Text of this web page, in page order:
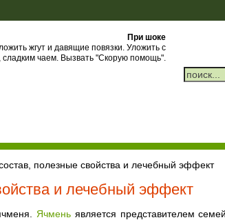
При шоке
жгут и давящие повязки. Уложить с
сладким чаем. Вызвать "Скорую помощь".
полезные свойства и лечебный эффект
и лечебный эффект
Ячмень является представителем